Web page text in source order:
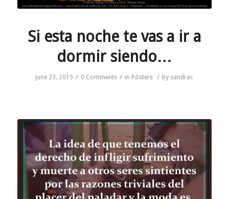
Si esta noche te vas a ir a
dormir siendo…
June 23, 2015 / 0 Comments / in Pósters / by sandrac